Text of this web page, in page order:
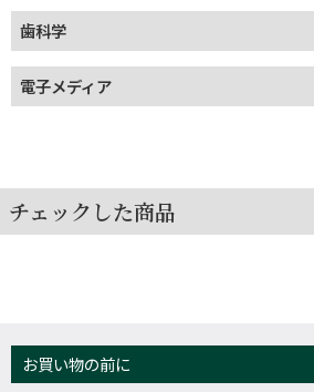
歯科学
電子メディア
チェックした商品
お買い物の前に